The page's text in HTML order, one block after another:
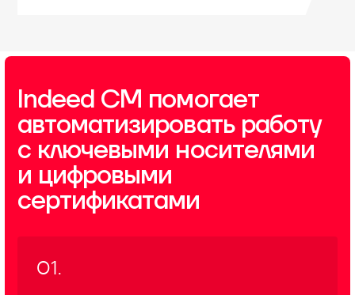
Indeed CM помогает
автоматизировать работу
с ключевыми носителями
и цифровыми
сертификатами
01.